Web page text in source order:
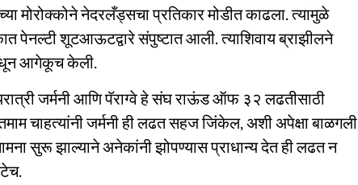
मोरोक्कोने नेदरलँड्सचा प्रतिकार मोडीत काढला. त्यामुळे
पेनल्टी शूटआऊटद्वारे संपुष्टात आली. त्याशिवाय ब्राझीलने
आगेकूच केली.
जर्मनी आणि पॅराग्वे हे संघ राऊंड ऑफ ३२ लढतीसाठी
चाहत्यांनी जर्मनी ही लढत सहज जिंकेल, अशी अपेक्षा बाळगली
सुरू झाल्याने अनेकांनी झोपण्यास प्राधान्य देत ही लढत न